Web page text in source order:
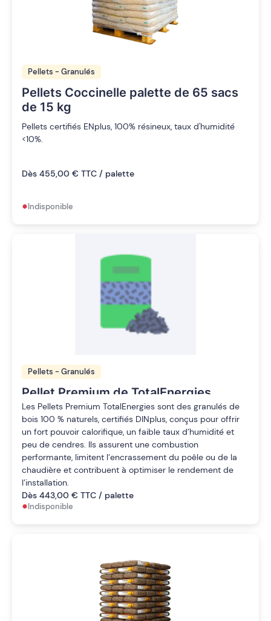
Pellets - Granulés
Pellets Coccinelle palette de 65 sacs
de 15 kg
Pellets certifiés ENplus, 100% résineux, taux d'humidité
<10%.
Dès 455,00 € TTC / palette
•Indisponible
Pellets - Granulés
Pellet Premium de TotalEnergies
palette de 66 sacs de 15kg
Les Pellets Premium TotalEnergies sont des granulés de
bois 100 % naturels, certifiés DINplus, conçus pour offrir
un fort pouvoir calorifique, un faible taux d’humidité et
peu de cendres. Ils assurent une combustion
performante, limitent l’encrassement du poêle ou de la
chaudière et contribuent à optimiser le rendement de
l’installation.
Dès 443,00 € TTC / palette
•Indisponible